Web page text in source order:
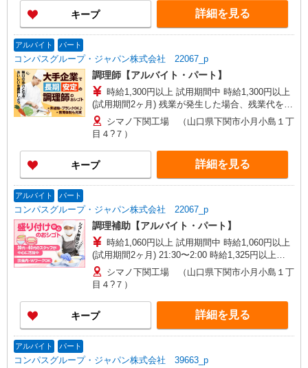
キープ 詳細を見る
アルバイト パート
コンパスグループ・ジャパン株式会社 22067_p
調理師【アルバイト・パート】
時給1,300円以上 試用期間中 時給1,300円以上
(試用期間2ヶ月) 残業が発生した場合、残業代を1
分単位で別途支給します。
シマノ下関工場 （山口県下関市小月小島１丁
目４?７）
キープ 詳細を見る
アルバイト パート
コンパスグループ・ジャパン株式会社 22067_p
調理補助【アルバイト・パート】
時給1,060円以上 試用期間中 時給1,060円以上
(試用期間2ヶ月) 21:30〜2:00 時給1,325円以上
※21:30〜2:00/1,325円は深夜手当含む ※残業が発
生した場合、残業代を1分単位で別途支給
シマノ下関工場 （山口県下関市小月小島１丁
目４?７）
キープ 詳細を見る
アルバイト パート
コンパスグループ・ジャパン株式会社 39663_p